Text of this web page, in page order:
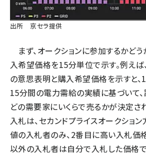
出所 京セラ提供
まず、オークションに参加するかど
入希望価格を15分単位で示す。例えば
の意思表明と購入希望価格を示すと
15分間の電力需給の実績に基づいて
どの需要家にいくらで売るかが決定さ
入札は、セカンドプライスオークショ
値の入札者のみ、2番目に高い入札価
以外の入札者は自分で入札した価格